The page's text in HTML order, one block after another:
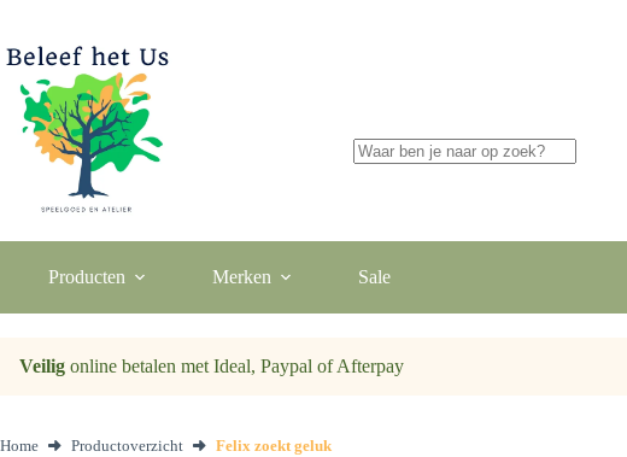
de
inhoud
Producten Merken Sale
Veilig online betalen met Ideal, Paypal of Afterpay
Home Productoverzicht Felix zoekt geluk